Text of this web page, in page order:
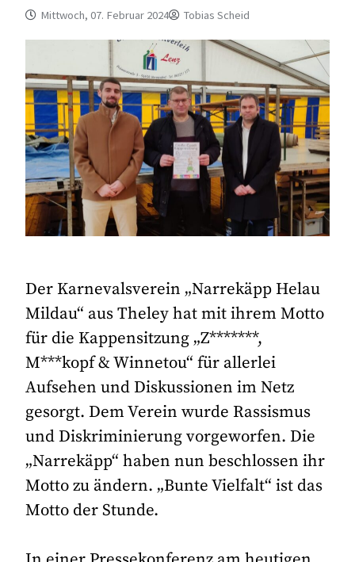
Mittwoch, 07. Februar 2024 Tobias Scheid
Der Karnevalsverein „Narrekäpp Helau
Mildau“ aus Theley hat mit ihrem Motto
für die Kappensitzung „Z*******,
M***kopf & Winnetou“ für allerlei
Aufsehen und Diskussionen im Netz
gesorgt. Dem Verein wurde Rassismus
und Diskriminierung vorgeworfen. Die
„Narrekäpp“ haben nun beschlossen ihr
Motto zu ändern. „Bunte Vielfalt“ ist das
Motto der Stunde.